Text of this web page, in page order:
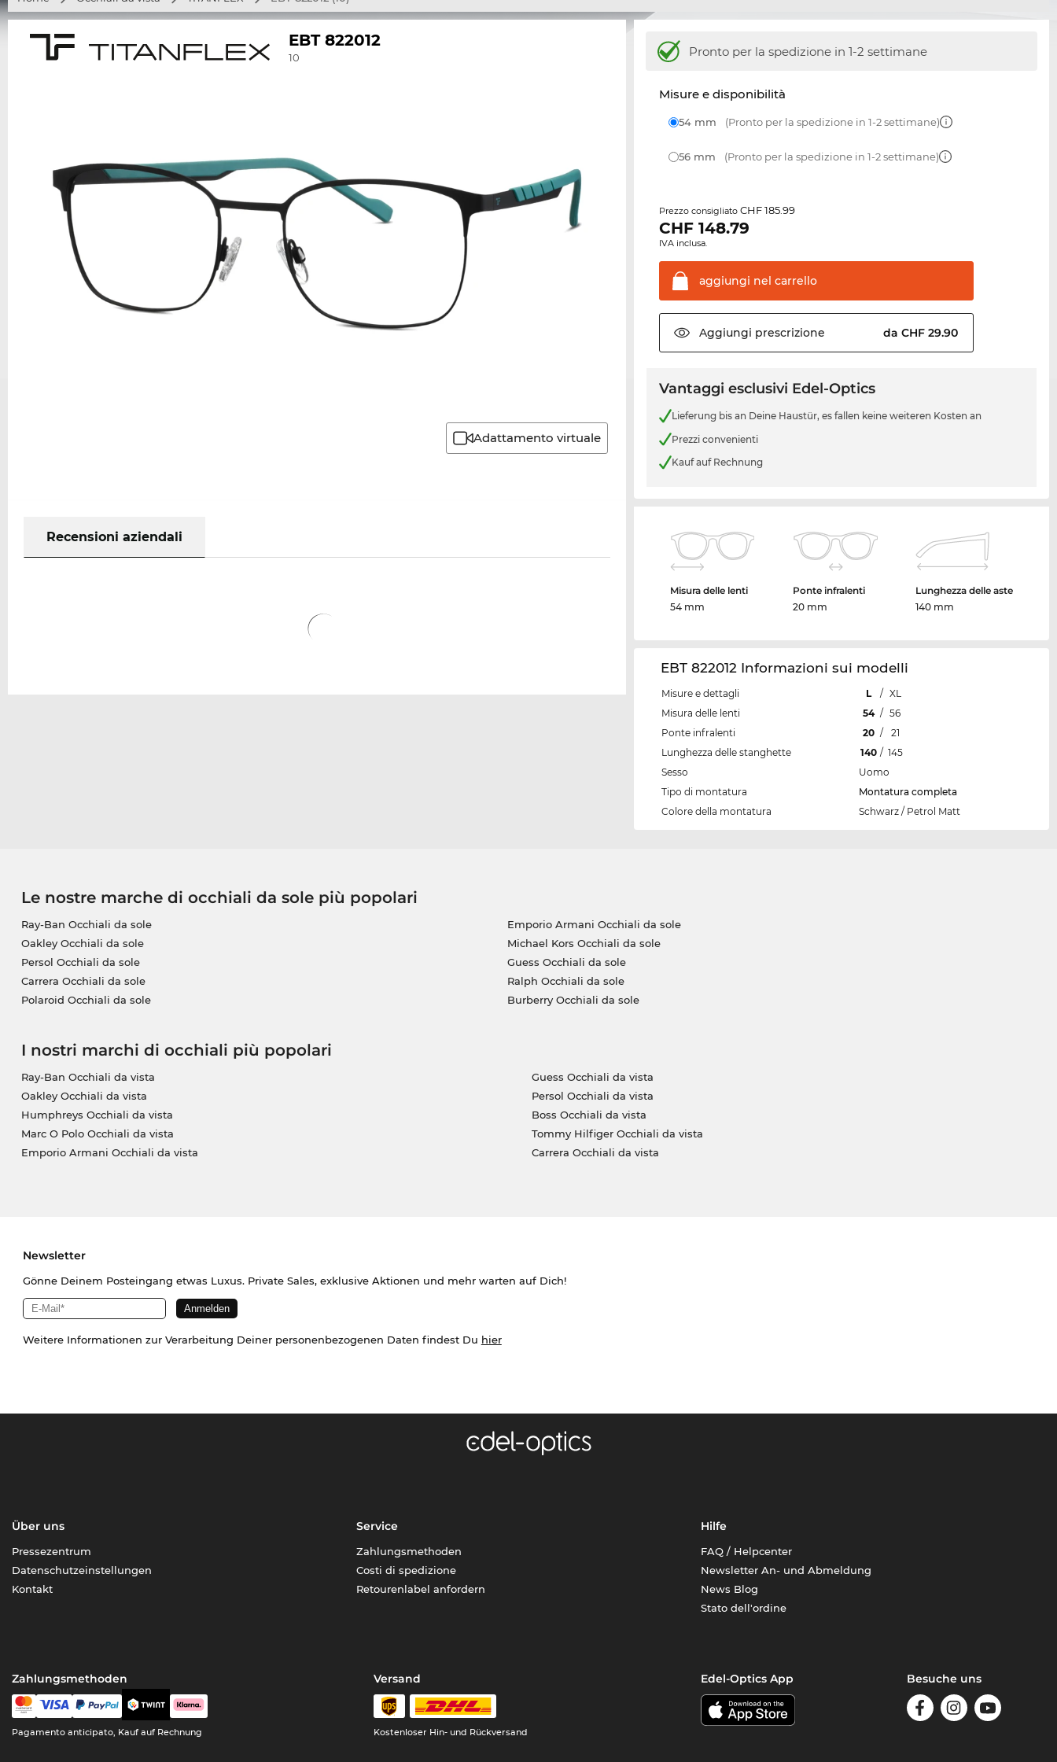
EBT 822012
10
Adattamento virtuale
Recensioni aziendali
Pronto per la spedizione in 1-2 settimane
Misure e disponibilità
54 mm (Pronto per la spedizione in 1-2 settimane)
56 mm (Pronto per la spedizione in 1-2 settimane)
Prezzo consigliatoCHF 185.99
CHF148.79
IVA inclusa.
aggiungi nel carrello
Aggiungi prescrizione da CHF 29.90
Vantaggi esclusivi Edel-Optics
Lieferung bis an Deine Haustür, es fallen keine weiteren Kosten an
Prezzi convenienti
Kauf auf Rechnung
Misura delle lenti
54 mm
Ponte infralenti
20 mm
Lunghezza delle aste
140 mm
EBT 822012 Informazioni sui modelli
Misure e dettagli L / XL
Misura delle lenti
54 / 56
Ponte infralenti
20 /
21
Lunghezza delle stanghette
140 / 145
Sesso
Uomo
Tipo di montatura
Montatura completa
Colore della montatura
Schwarz / Petrol Matt
Le nostre marche di occhiali da sole più popolari
Ray-Ban Occhiali da sole
Oakley Occhiali da sole
Persol Occhiali da sole
Carrera Occhiali da sole
Polaroid Occhiali da sole
Emporio Armani Occhiali da sole
Michael Kors Occhiali da sole
Guess Occhiali da sole
Ralph Occhiali da sole
Burberry Occhiali da sole
I nostri marchi di occhiali più popolari
Ray-Ban Occhiali da vista
Oakley Occhiali da vista
Humphreys Occhiali da vista
Marc O Polo Occhiali da vista
Emporio Armani Occhiali da vista
Guess Occhiali da vista
Persol Occhiali da vista
Boss Occhiali da vista
Tommy Hilfiger Occhiali da vista
Carrera Occhiali da vista
Newsletter
Gönne Deinem Posteingang etwas Luxus. Private Sales, exklusive Aktionen und mehr warten auf Dich!
Weitere Informationen zur Verarbeitung Deiner personenbezogenen Daten findest Du hier
Über uns
Pressezentrum
Datenschutzeinstellungen
Kontakt
Service
Zahlungsmethoden
Costi di spedizione
Retourenlabel anfordern
Hilfe
FAQ / Helpcenter
Newsletter An- und Abmeldung
News Blog
Stato dell'ordine
Zahlungsmethoden
Pagamento anticipato, Kauf auf Rechnung
Versand
Kostenloser Hin- und Rückversand
Edel-Optics App Besuche uns